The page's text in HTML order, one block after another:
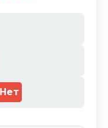
Нет